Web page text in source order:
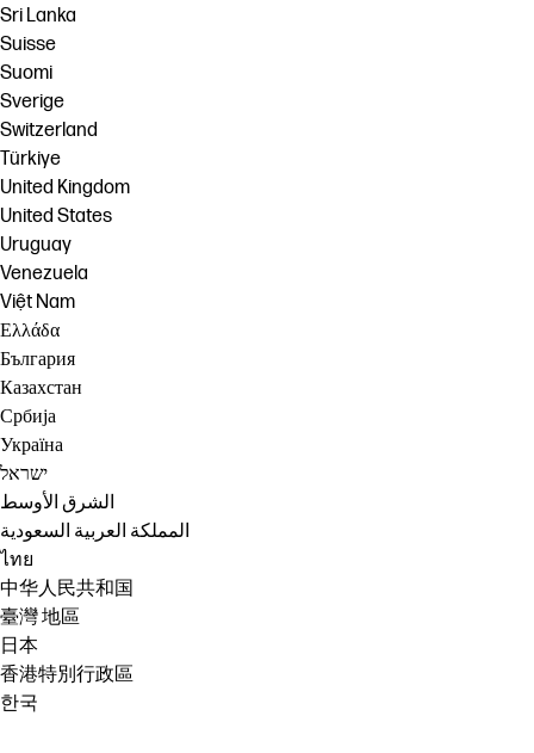
Sri Lanka
Suisse
Suomi
Sverige
Switzerland
Türkiye
United Kingdom
United States
Uruguay
Venezuela
Việt Nam
Ελλάδα
България
Казахстан
Србија
Україна
ישראל
الشرق الأوسط
المملكة العربية السعودية
ไทย
中华人民共和国
臺灣 地區
日本
香港特別行政區
한국